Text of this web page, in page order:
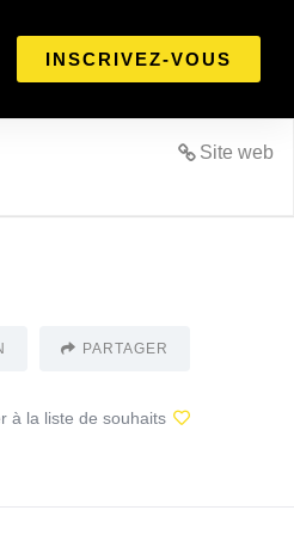
INSCRIVEZ-VOUS
Site web
PARTAGER
à la liste de souhaits